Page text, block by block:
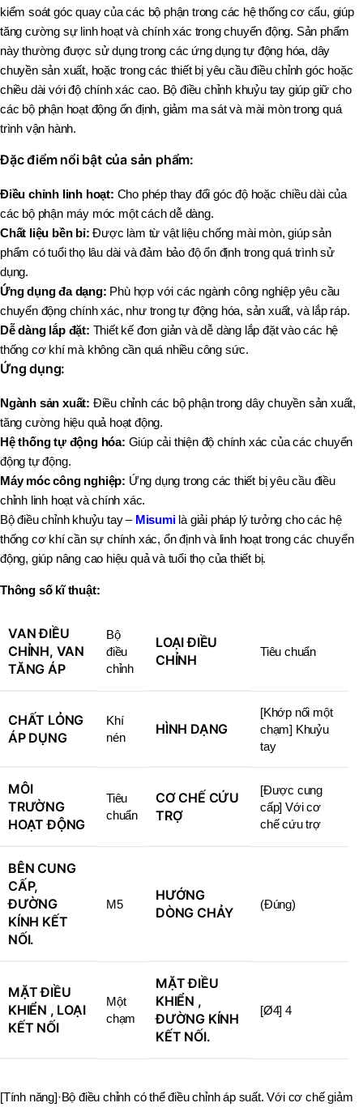
kiểm soát góc quay của các bộ phận trong các hệ thống cơ cấu, giúp
tăng cường sự linh hoạt và chính xác trong chuyển động. Sản phẩm
này thường được sử dụng trong các ứng dụng tự động hóa, dây
chuyền sản xuất, hoặc trong các thiết bị yêu cầu điều chỉnh góc hoặc
chiều dài với độ chính xác cao. Bộ điều chỉnh khuỷu tay giúp giữ cho
các bộ phận hoạt động ổn định, giảm ma sát và mài mòn trong quá
trình vận hành.
Đặc điểm nổi bật của sản phẩm:
Điều chỉnh linh hoạt: Cho phép thay đổi góc độ hoặc chiều dài của
các bộ phận máy móc một cách dễ dàng.
Chất liệu bền bỉ: Được làm từ vật liệu chống mài mòn, giúp sản
phẩm có tuổi thọ lâu dài và đảm bảo độ ổn định trong quá trình sử
dụng.
Ứng dụng đa dạng: Phù hợp với các ngành công nghiệp yêu cầu
chuyển động chính xác, như trong tự động hóa, sản xuất, và lắp ráp.
Dễ dàng lắp đặt: Thiết kế đơn giản và dễ dàng lắp đặt vào các hệ
thống cơ khí mà không cần quá nhiều công sức.
Ứng dụng:
Ngành sản xuất: Điều chỉnh các bộ phận trong dây chuyền sản xuất,
tăng cường hiệu quả hoạt động.
Hệ thống tự động hóa: Giúp cải thiện độ chính xác của các chuyển
động tự động.
Máy móc công nghiệp: Ứng dụng trong các thiết bị yêu cầu điều
chỉnh linh hoạt và chính xác.
Bộ điều chỉnh khuỷu tay – Misumi là giải pháp lý tưởng cho các hệ
thống cơ khí cần sự chính xác, ổn định và linh hoạt trong các chuyển
động, giúp nâng cao hiệu quả và tuổi thọ của thiết bị.
Thông số kĩ thuật:
VAN ĐIỀU
CHỈNH, VAN
TĂNG ÁP
Bộ
điều
chỉnh
LOẠI ĐIỀU
CHỈNH
Tiêu chuẩn
CHẤT LỎNG
ÁP DỤNG
Khí
nén
HÌNH DẠNG
[Khớp nối một
chạm] Khuỷu
tay
MÔI
TRƯỜNG
HOẠT ĐỘNG
Tiêu
chuẩn
CƠ CHẾ CỨU
TRỢ
[Được cung
cấp] Với cơ
chế cứu trợ
BÊN CUNG
CẤP,
ĐƯỜNG
KÍNH KẾT
NỐI.
M5
HƯỚNG
DÒNG CHẢY
(Đúng)
MẶT ĐIỀU
KHIỂN , LOẠI
KẾT NỐI
Một
chạm
MẶT ĐIỀU
KHIỂN ,
ĐƯỜNG KÍNH
KẾT NỐI.
[Ø4] 4
[Tính năng]·Bộ điều chỉnh có thể điều chỉnh áp suất. Với cơ chế giảm